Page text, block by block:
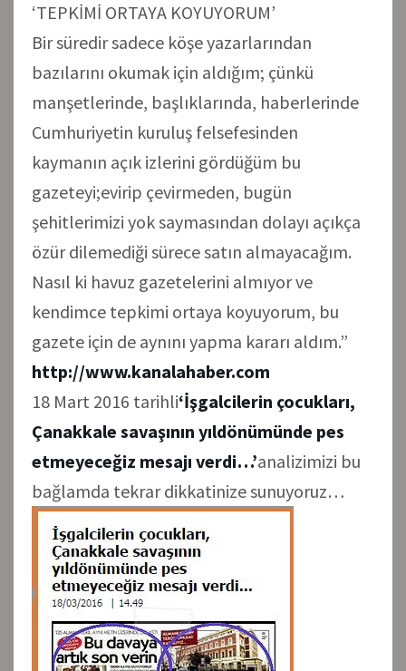
‘TEPKİMİ ORTAYA KOYUYORUM’
Bir süredir sadece köşe yazarlarından
bazılarını okumak için aldığım; çünkü
manşetlerinde, başlıklarında, haberlerinde
Cumhuriyetin kuruluş felsefesinden
kaymanın açık izlerini gördüğüm bu
gazeteyi;evirip çevirmeden, bugün
şehitlerimizi yok saymasından dolayı açıkça
özür dilemediği sürece satın almayacağım.
Nasıl ki havuz gazetelerini almıyor ve
kendimce tepkimi ortaya koyuyorum, bu
gazete için de aynını yapma kararı aldım.”
http://www.kanalahaber.com
18 Mart 2016 tarihli‘İşgalcilerin çocukları,
Çanakkale savaşının yıldönümünde pes
etmeyeceğiz mesajı verdi…’analizimizi bu
bağlamda tekrar dikkatinize sunuyoruz…